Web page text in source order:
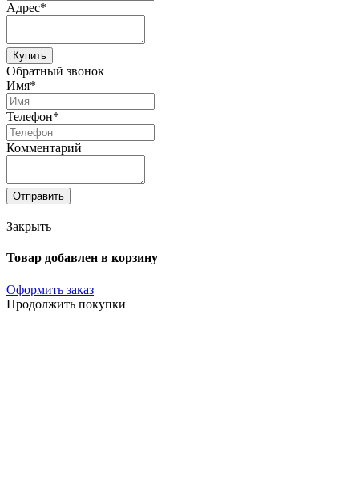
Адрес*
Купить
Обратный звонок
Имя*
Телефон*
Комментарий
Отправить
Закрыть
Товар добавлен в корзину
Оформить заказ
Продолжить покупки